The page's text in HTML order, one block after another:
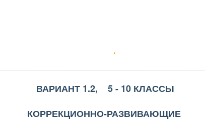
.
ВАРИАНТ 1.2,    5 - 10 КЛАССЫ
КОРРЕКЦИОННО-РАЗВИВАЮЩИЕ